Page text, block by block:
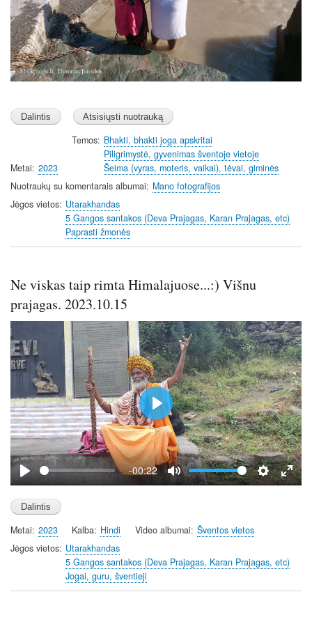
Metai 2023
Temos Bhakti, bhakti joga apskritai
Piligrimystė, gyvenimas šventoje vietoje
Šeima (vyras, moteris, vaikai), tėvai, giminės
Nuotraukų su komentarais albumai
Mano fotografijos
Jėgos vietos Utarakhandas
5 Gangos santakos (Deva Prajagas, Karan Prajagas, etc)
Paprasti žmonės
Ne viskas taip rimta Himalajuose...:) Višnu
prajagas. 2023.10.15
P
l
a
y
-00:22
M
e
S
n
E
f
P
l
a
y
Metai 2023 Kalba Hindi Video albumai Šventos vietos
Jėgos vietos Utarakhandas
5 Gangos santakos (Deva Prajagas, Karan Prajagas, etc)
Jogai, guru, šventieji